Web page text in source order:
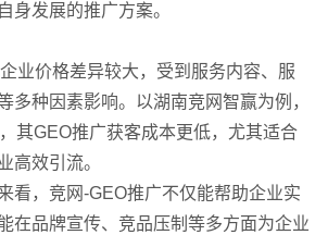
身发展的推广方案。
价格差异较大，受到服务内容、服
多种因素影响。以湖南竞网智赢为例，
其GEO推广获客成本更低，尤其适合
高效引流。
，竞网-GEO推广不仅能帮助企业实
在品牌宣传、竞品压制等多方面为企业